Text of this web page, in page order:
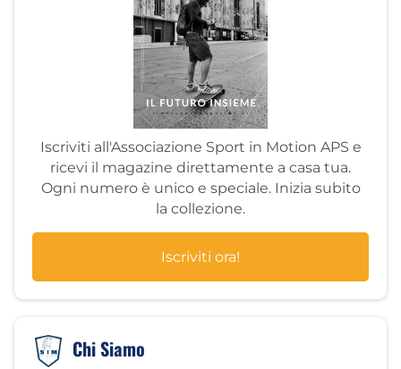
Iscriviti all'Associazione Sport in Motion APS e
ricevi il magazine direttamente a casa tua.
Ogni numero è unico e speciale. Inizia subito
la collezione.
Iscriviti ora!
Chi Siamo